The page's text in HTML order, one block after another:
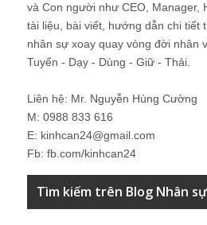
và Con người như CEO, Manager,
tài liệu, bài viết, hướng dẫn chi tiết
nhân sự xoay quay vòng đời nhân
Tuyển - Dạy - Dùng - Giữ - Thải.
Liên hệ: Mr. Nguyễn Hùng Cường
M: 0988 833 616
E: kinhcan24@gmail.com
Fb: fb.com/kinhcan24
Tìm kiếm trên Blog Nhân sự